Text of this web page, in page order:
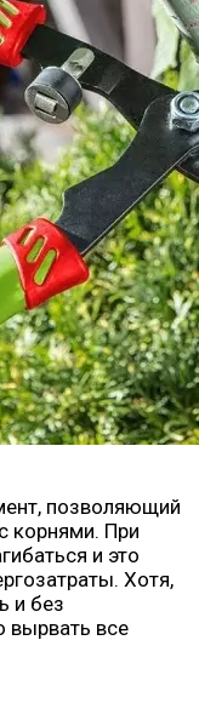
позволяющий
корнями. При
и это
Хотя,
и без
вырвать все